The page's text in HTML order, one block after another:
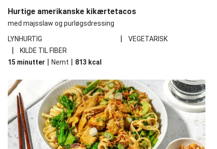
Hurtige amerikanske kikærtetacos
med majsslaw og purløgsdressing
LYNHURTIG
| VEGETARISK
|
KILDE TIL FIBER
15 minutter | Nemt | 813 kcal